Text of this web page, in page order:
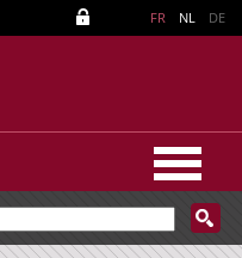
FR NL DE